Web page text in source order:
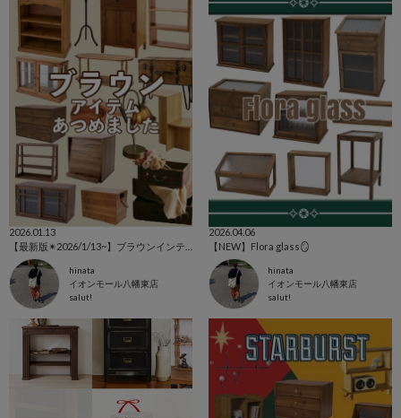
2026.01.13
hinata
イオンモール八幡東店
salut!
2026.04.06
【NEW】Flora glass🪞
hinata
イオンモール八幡東店
salut!